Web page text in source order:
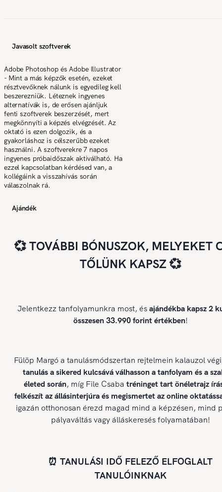
Javasolt szoftverek
Adobe Photoshop és Adobe Illustrator
- Mint a más képzők esetén, ezeket
résztvevőknek nálunk is egyedileg kell
beszerezniük. Léteznek ingyenes
alternatívák is, de erősen ajánljuk
fenti szoftverek beszerzését, mert
megkönnyíti a képzés elvégzését. Az
oktató is ezen dolgozik, és a
gyakorláshoz is célszerűbb ezeket
használni. A szoftverekre 7 napos
ingyenes próbaidőszak aktiválható. Ha
ezzel kapcsolatban kérdésed van, a
kollégáink a visszahívás során
válaszolnak rá.
Ajándék
💞 TOVÁBBI BÓNUSZOK, MELYEKET
TŐLÜNK KAPSZ 💞
Jelentkezz tanfolyamunkra most, ésajándékba kapsz 2
összesen 33.990 forint értékben!
Fülöp Margó a tanulásmódszertan rejtelmein kalauzol
tanulás a sikered kulcsává válhasson a tanfolyam és a
életed során, míg File Csaba tréninget tart önéletrajz
felkészít az állásinterjúra és megismertet az online
igazán otthonosan érezd magad mind a képzésen, mind
pályaváltás vagy álláskeresés folyamatában!
⏰ TANULÁSI IDŐ FELEZŐ ELFOGLALT
TANULÓINKNAK